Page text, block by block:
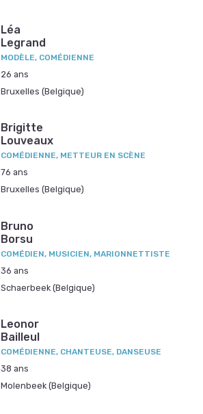
Léa
Legrand
MODÈLE, COMÉDIENNE
26 ans
Bruxelles (Belgique)
Brigitte
Louveaux
COMÉDIENNE, METTEUR EN SCÈNE
76 ans
Bruxelles (Belgique)
Bruno
Borsu
COMÉDIEN, MUSICIEN, MARIONNETTISTE
36 ans
Schaerbeek (Belgique)
Leonor
Bailleul
COMÉDIENNE, CHANTEUSE, DANSEUSE
38 ans
Molenbeek (Belgique)